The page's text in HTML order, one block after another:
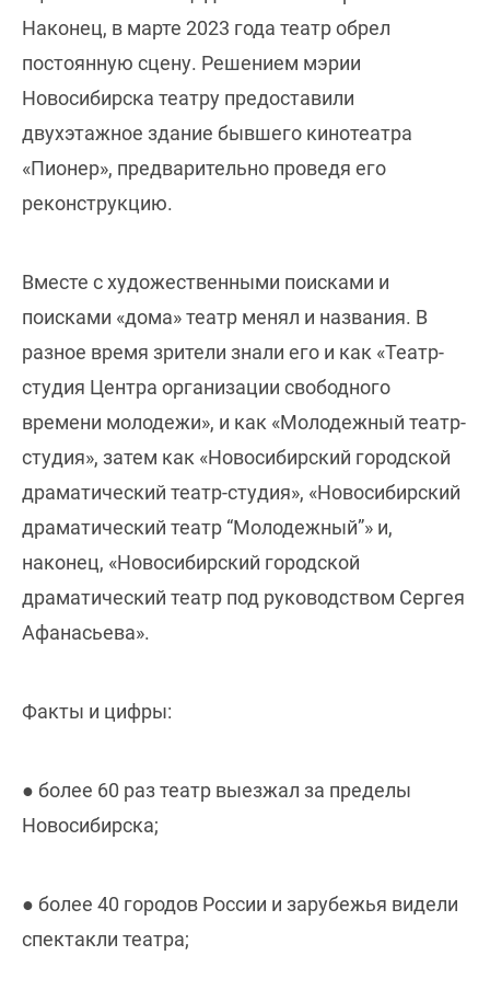
Наконец, в марте 2023 года театр обрел
постоянную сцену. Решением мэрии
Новосибирска театру предоставили
двухэтажное здание бывшего кинотеатра
«Пионер», предварительно проведя его
реконструкцию.
Вместе с художественными поисками и
поисками «дома» театр менял и названия. В
разное время зрители знали его и как «Театр-
студия Центра организации свободного
времени молодежи», и как «Молодежный театр-
студия», затем как «Новосибирский городской
драматический театр-студия», «Новосибирский
драматический театр “Молодежный”» и,
наконец, «Новосибирский городской
драматический театр под руководством Сергея
Афанасьева».
Факты и цифры:
● более 60 раз театр выезжал за пределы
Новосибирска;
● более 40 городов России и зарубежья видели
спектакли театра;